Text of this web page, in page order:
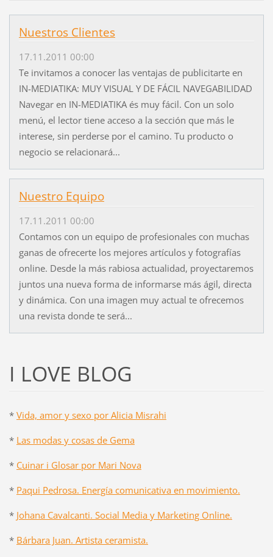
Nuestros Clientes
17.11.2011 00:00
Te invitamos a conocer las ventajas de publicitarte en
IN-MEDIATIKA: MUY VISUAL Y DE FÁCIL NAVEGABILIDAD
Navegar en IN-MEDIATIKA és muy fácil. Con un solo
menú, el lector tiene acceso a la sección que más le
interese, sin perderse por el camino. Tu producto o
negocio se relacionará...
Nuestro Equipo
17.11.2011 00:00
Contamos con un equipo de profesionales con muchas
ganas de ofrecerte los mejores artículos y fotografías
online. Desde la más rabiosa actualidad, proyectaremos
juntos una nueva forma de informarse más ágil, directa
y dinámica. Con una imagen muy actual te ofrecemos
una revista donde te será...
I LOVE BLOG
* Vida, amor y sexo por Alicia Misrahi
* Las modas y cosas de Gema
* Cuinar i Glosar por Mari Nova
* Paqui Pedrosa. Energía comunicativa en movimiento.
* Johana Cavalcanti. Social Media y Marketing Online.
* Bárbara Juan. Artista ceramista.